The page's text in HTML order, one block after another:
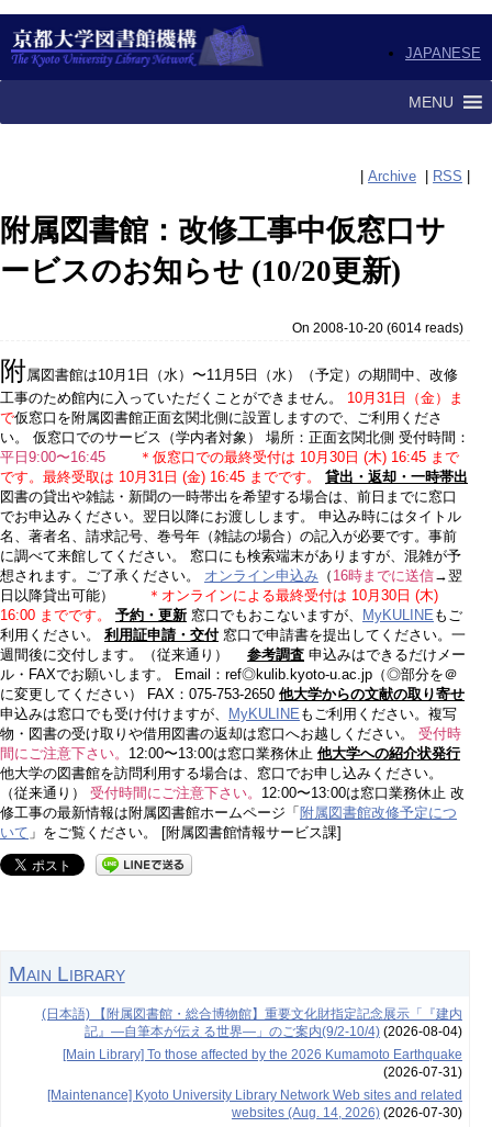
JAPANESE
MENU
Archive RSS
附属図書館：改修工事中仮窓口サ
ービスのお知らせ (10/20更新)
On 2008-10-20(6014 reads)
附属図書館は10月1日（水）〜11月5日（水）（予定）の期間中、改修
工事のため館内に入っていただくことができません。 10月31日（金）ま
で仮窓口を附属図書館正面玄関北側に設置しますので、ご利用くださ
い。 仮窓口でのサービス（学内者対象） 場所：正面玄関北側 受付時間：
平日9:00〜16:45
＊仮窓口での最終受付は 10月30日 (木) 16:45 まで
です。最終受取は 10月31日 (金) 16:45 までです。 貸出・返却・一時帯出
図書の貸出や雑誌・新聞の一時帯出を希望する場合は、前日までに窓口
でお申込みください。翌日以降にお渡しします。 申込み時にはタイトル
名、著者名、請求記号、巻号年（雑誌の場合）の記入が必要です。事前
に調べて来館してください。 窓口にも検索端末がありますが、混雑が予
想されます。ご了承ください。 オンライン申込み （ 16時までに送信→翌
日以降貸出可能）
＊オンラインによる最終受付は 10月30日 (木)
16:00 までです。 予約・更新 窓口でもおこないますが、 MyKULINE もご
利用ください。 利用証申請・交付窓口で申請書を提出してください。一
週間後に交付します。（従来通り） 参考調査 申込みはできるだけメー
ル・FAXでお願いします。 Email：ref◎kulib.kyoto-u.ac.jp（◎部分を＠
に変更してください） FAX：075-753-2650 他大学からの文献の取り寄せ
申込みは窓口でも受け付けますが、
MyKULINE もご利用ください。複写
物・図書の受け取りや借用図書の返却は窓口へお越しください。 受付時
間にご注意下さい。 12:00〜13:00は窓口業務休止 他大学への紹介状発行
他大学の図書館を訪問利用する場合は、窓口でお申し込みください。
（従来通り） 受付時間にご注意下さい。 12:00〜13:00は窓口業務休止 改
修工事の最新情報は附属図書館ホームページ「 附属図書館改修予定につ
いて 」をご覧ください。 [附属図書館情報サービス課]
Main Library
(日本語) 【附属図書館・総合博物館】重要文化財指定記念展示「『建内
記』―自筆本が伝える世界―」のご案内(9/2-10/4)(2026-08-04)
[Main Library] To those affected by the 2026 Kumamoto Earthquake
(2026-07-31)
[Maintenance] Kyoto University Library Network Web sites and related
websites (Aug. 14, 2026)(2026-07-30)